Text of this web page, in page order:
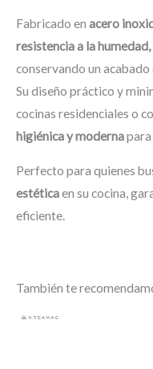
Fabricado en acero
resistencia a la
conservando un
Su diseño práctico y
cocinas residenciales o
higiénica y modernapara
Perfecto para quienes
estéticaen su cocina,
eficiente.
También te